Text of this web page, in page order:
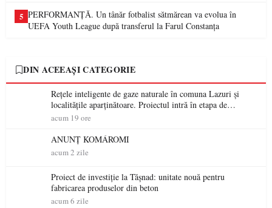
5 PERFORMANȚĂ. Un tânăr fotbalist sătmărean va evolua în
UEFA Youth League după transferul la Farul Constanța
DIN ACEEAȘI CATEGORIE
Rețele inteligente de gaze naturale în comuna Lazuri și
localitățile aparținătoare. Proiectul intră în etapa de
consultare publică
acum 19 ore
ANUNȚ KOMÁROMI
acum 2 zile
Proiect de investiție la Tășnad: unitate nouă pentru
fabricarea produselor din beton
acum 6 zile